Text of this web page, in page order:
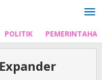
POLITIK